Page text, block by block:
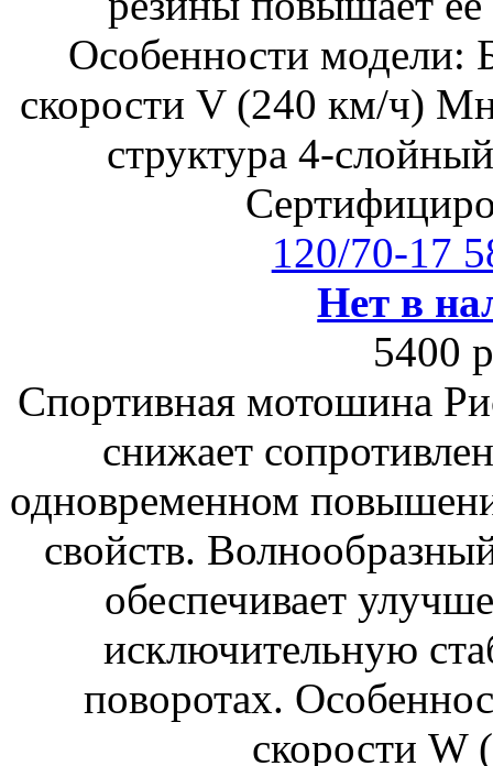
Особенности модели:
скорости V (240 км/ч)
структура 4-
120/70-17
Нет в
5400
Спортивная мотошина
снижает
одновременном
свойств.
обеспечивает
исключительную
поворотах.
скорости W